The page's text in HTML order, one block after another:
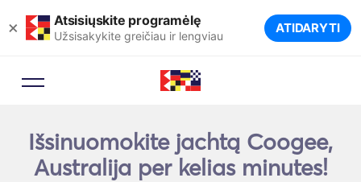
× Atsisiųskite programėlę
Užsisakykite greičiau ir lengviau ATIDARYTI
Išsinuomokite jachtą Coogee,
Australija per kelias minutes!